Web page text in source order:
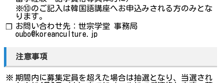
※⑩のご記入は韓国語講座へお申込みされる方のみとな
ります。
❐
お問い合わせ先：世宗学堂 事務局
oubo@koreanculture.jp
注意事項
※ 期間内に募集定員を超えた場合は抽選となり、当選され